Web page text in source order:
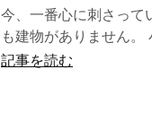
今、一番心に刺さって
も建物がありません。
記事を読む